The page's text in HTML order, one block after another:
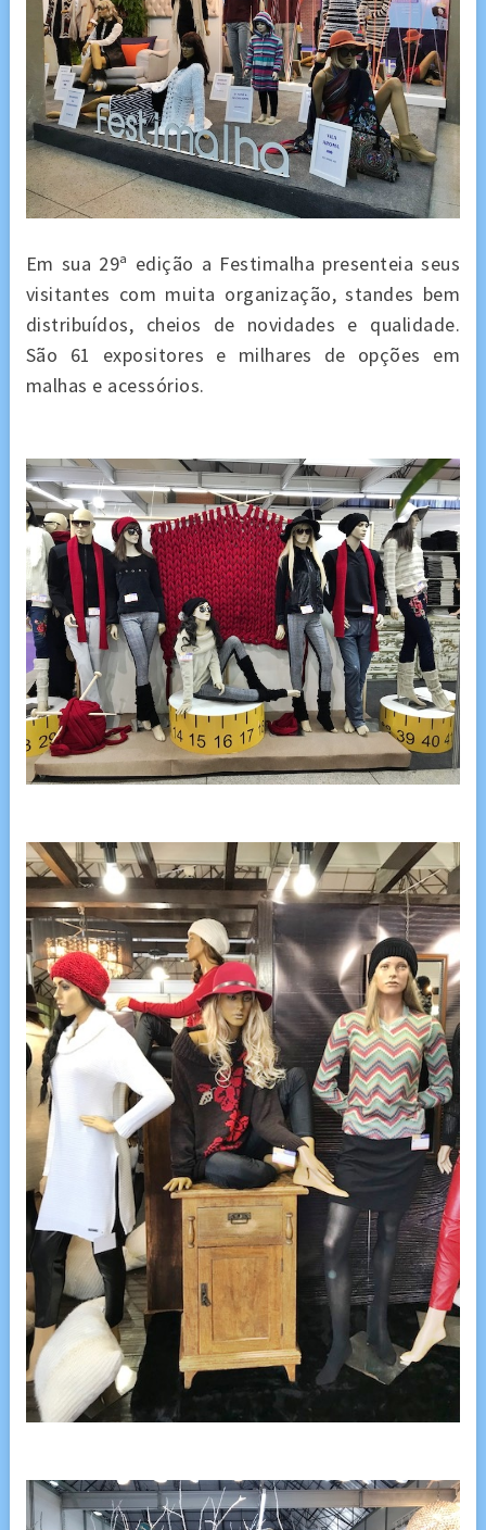
Em sua 29ª edição a Festimalha presenteia seus
visitantes com muita organização, standes bem
distribuídos, cheios de novidades e qualidade.
São 61 expositores e milhares de opções em
malhas e acessórios.